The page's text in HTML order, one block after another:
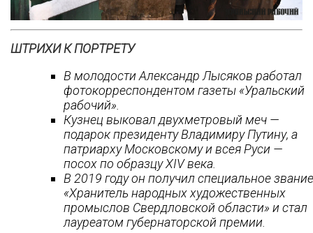
ШТРИХИ К ПОРТРЕТУ
В молодости Александр Лысяков работал
фотокорреспондентом газеты «Уральский
рабочий».
Кузнец выковал двухметровый меч —
подарок президенту Владимиру Путину, а
патриарху Московскому и всея Руси —
посох по образцу XIV века.
В 2019 году он получил специальное звание
«Хранитель народных художественных
промыслов Свердловской области» и стал
лауреатом губернаторской премии.